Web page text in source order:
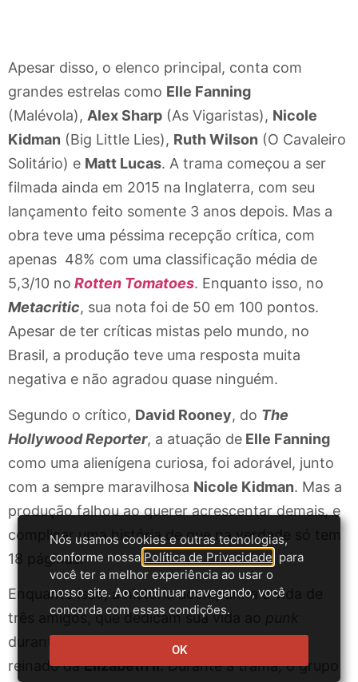
Apesar disso, o elenco principal, conta com
grandes estrelas como Elle Fanning
(Malévola), Alex Sharp (As Vigaristas), Nicole
Kidman (Big Little Lies), Ruth Wilson (O Cavaleiro
Solitário) e Matt Lucas. A trama começou a ser
filmada ainda em 2015 na Inglaterra, com seu
lançamento feito somente 3 anos depois. Mas a
obra teve uma péssima recepção crítica, com
apenas 48% com uma classificação média de
5,3/10 no Rotten Tomatoes. Enquanto isso, no
Metacritic, sua nota foi de 50 em 100 pontos.
Apesar de ter críticas mistas pelo mundo, no
Brasil, a produção teve uma resposta muita
negativa e não agradou quase ninguém.
Segundo o crítico, David Rooney, do The
Hollywood Reporter, a atuação de Elle Fanning
como uma alienígena curiosa, foi adorável, junto
com a sempre maravilhosa Nicole Kidman. Mas a
produção falhou ao querer acrescentar demais, e
complicar uma história de que na verdade só tem
18 páginas.
Enquanto isso, a história acompanha a vida de
três amigos, que dedicam sua vida ao
durante as comemorações dos 25 anos de
reinado daElizabeth II. Durante a trama, o grupo
Nós usamos cookies e outras tecnologias,
conforme nossa Política de Privacidade , para
você ter a melhor experiência ao usar o
nosso site. Ao continuar navegando, você
concorda com essas condições.
OK